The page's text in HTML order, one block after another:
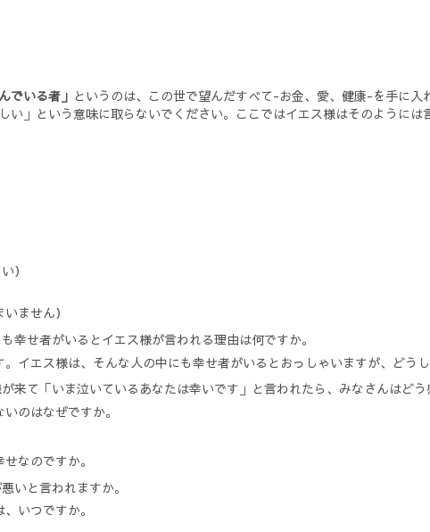
でいる者」 というのは、この世で望んだすべて-お金、愛、健康-を手に入
」という意味に取らないでください。ここではイエス様はそのようには
）
ません）
せ者がいるとイエス様が言われる理由は何ですか。
イエス様は、そんな人の中にも幸せ者がいるとおっしゃいますが、どうし
て「いま泣いているあなたは幸いです」と言われたら、みなさんはどう
のはなぜですか。
なのですか。
いと言われますか。
いつですか。